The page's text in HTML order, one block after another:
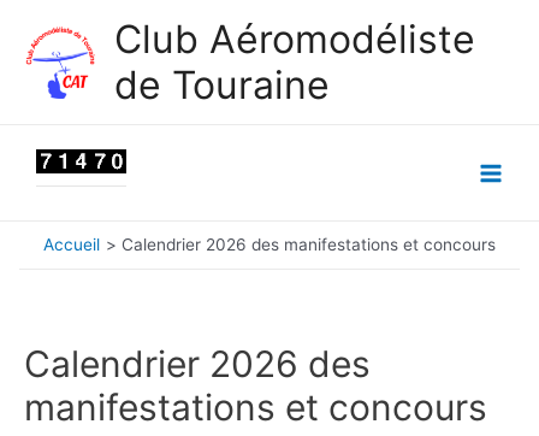
contenu
Club Aéromodéliste
de Touraine
Accueil Calendrier 2026 des manifestations et concours
Calendrier 2026 des
manifestations et concours